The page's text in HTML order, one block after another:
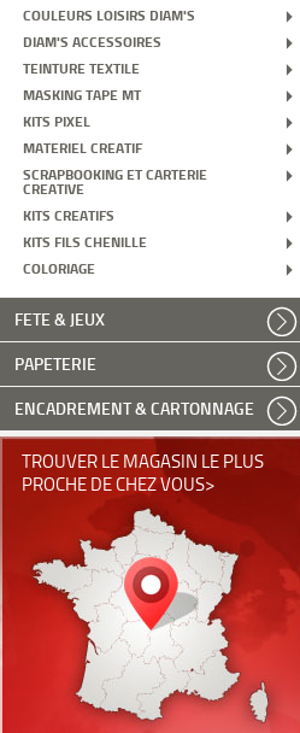
COULEURS LOISIRS DIAM'S
DIAM'S ACCESSOIRES
TEINTURE TEXTILE
MASKING TAPE MT
KITS PIXEL
MATERIEL CREATIF
SCRAPBOOKING ET CARTERIE
CREATIVE
KITS CREATIFS
KITS FILS CHENILLE
COLORIAGE
FETE & JEUX
PAPETERIE
ENCADREMENT & CARTONNAGE
TROUVER LE MAGASIN LE PLUS
PROCHE DE CHEZ VOUS>